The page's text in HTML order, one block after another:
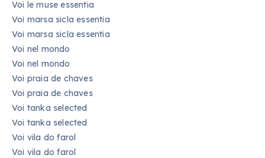
Voi le muse essentia
Voi marsa sicla essentia
Voi marsa sicla essentia
Voi nel mondo
Voi nel mondo
Voi praia de chaves
Voi praia de chaves
Voi tanka selected
Voi tanka selected
Voi vila do farol
Voi vila do farol